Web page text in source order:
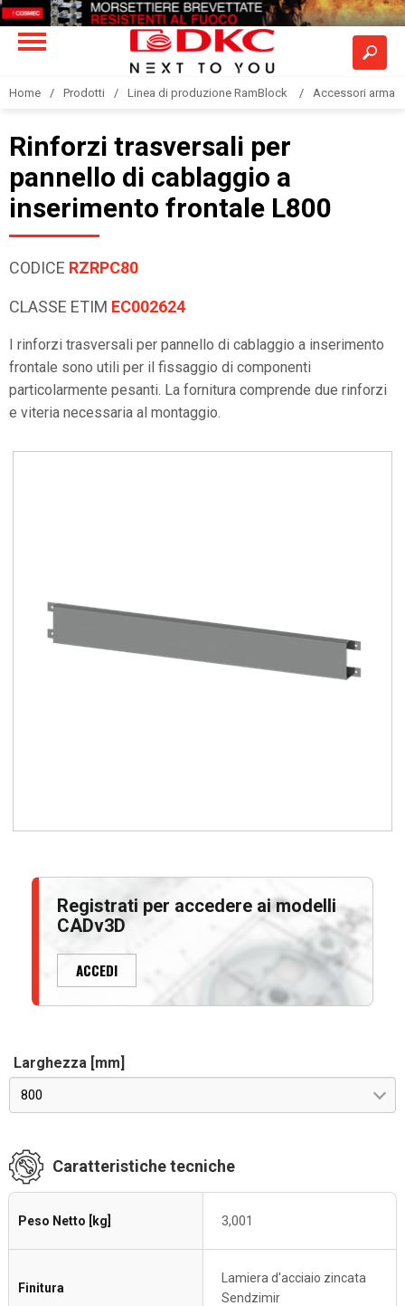
Home Prodotti Linea di produzione RamBlock Accessori armadi
Rinforzi trasversali per
pannello di cablaggio a
inserimento frontale L800
CODICE RZRPC80
CLASSE ETIM EC002624
I rinforzi trasversali per pannello di cablaggio a inserimento
frontale sono utili per il fissaggio di componenti
particolarmente pesanti. La fornitura comprende due rinforzi
e viteria necessaria al montaggio.
Registrati per accedere ai modelli
CADv3D
ACCEDI
Larghezza [mm]
800
Caratteristiche tecniche
Peso Netto [kg] 3,001
Finitura
Lamiera d'acciaio zincata
Sendzimir